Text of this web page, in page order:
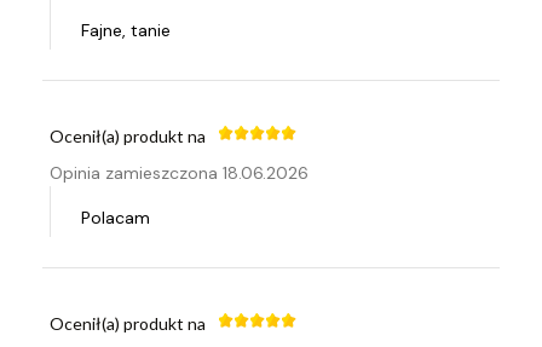
Fajne, tanie
Ocenił(a) produkt na
Opinia zamieszczona 18.06.2026
Polacam
Ocenił(a) produkt na